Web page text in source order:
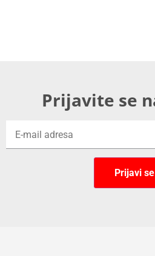
Prijavite se